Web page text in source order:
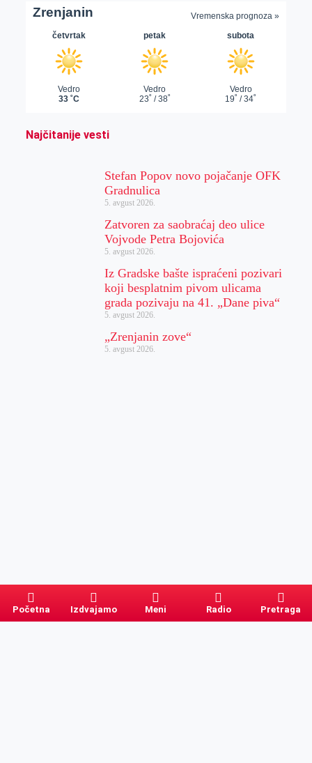
Najčitanije vesti
Stefan Popov novo pojačanje OFK
Gradnulica
5. avgust 2026.
Zatvoren za saobraćaj deo ulice
Vojvode Petra Bojovića
5. avgust 2026.
Iz Gradske bašte ispraćeni pozivari
koji besplatnim pivom ulicama
grada pozivaju na 41. „Dane piva“
5. avgust 2026.
„Zrenjanin zove“
5. avgust 2026.
Početna Izdvajamo Meni Radio Pretraga